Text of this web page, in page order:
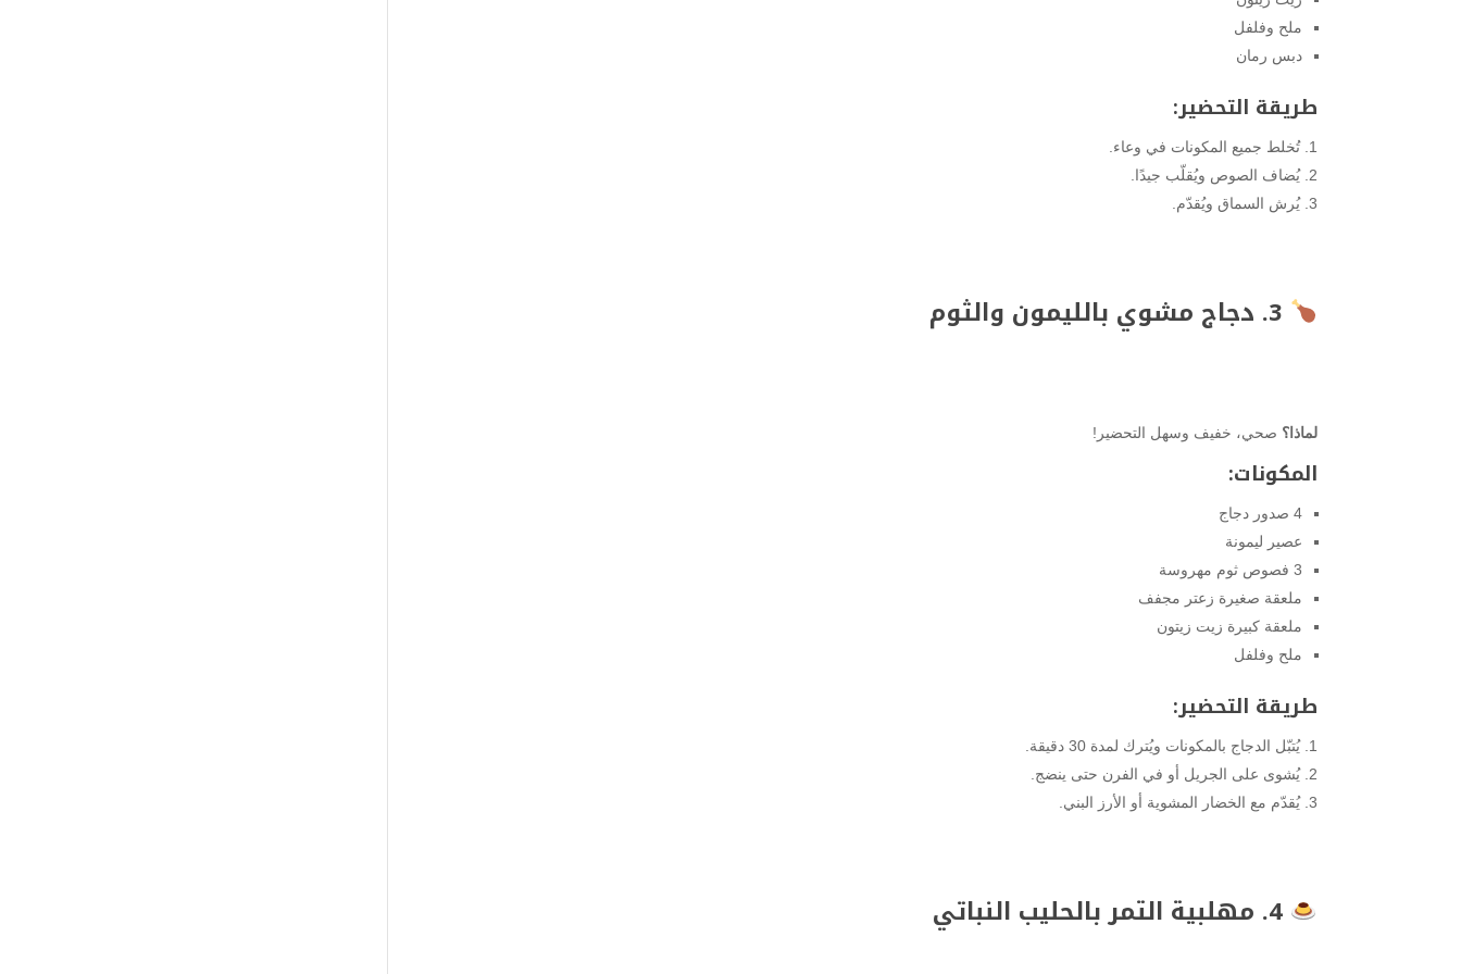
ملح وفلفل
دبس رمان
طريقة التحضير:
تُخلط جميع المكونات في وعاء.
يُضاف الصوص ويُقلّب جيدًا.
يُرش السماق ويُقدّم.
لماذا؟ صحي، خفيف وسهل التحضير!
المكونات:
4 صدور دجاج
عصير ليمونة
3 فصوص ثوم مهروسة
ملعقة صغيرة زعتر مجفف
ملعقة كبيرة زيت زيتون
ملح وفلفل
طريقة التحضير:
يُتبّل الدجاج بالمكونات ويُترك لمدة 30 دقيقة.
يُشوى على الجريل أو في الفرن حتى ينضج.
يُقدّم مع الخضار المشوية أو الأرز البني.
4. مهلبية التمر بالحليب النباتي